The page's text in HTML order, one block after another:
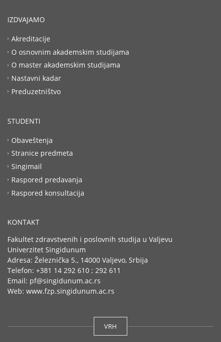
IZDVAJAMO
Akreditacije
O osnovnim akademskim studijama
O master akademskim studijama
Nastavni kadar
Preduzetništvo
STUDENTI
Obaveštenja
Stranice predmeta
Singimail
Raspored predavanja
Raspored konsultacija
KONTAKT
Fakultet zdravstvenih i poslovnih studija u Valjevu
Univerzitet Singidunum
Adresa: Železnička 5., 14000 Valjevo, Srbija
Telefon: +381 14 292 610 ; 292 611
Email: pf@singidunum.ac.rs
Web: www.fzp.singidunum.ac.rs
VRH